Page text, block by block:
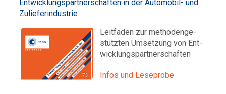
Entwicklungspartnerschaften in der Automobil- und
Zulieferindustrie
Leitfaden zur methoden­ge­
stützten Umsetzung von Ent­
wick­lungs­partner­schaften
Infos und Leseprobe